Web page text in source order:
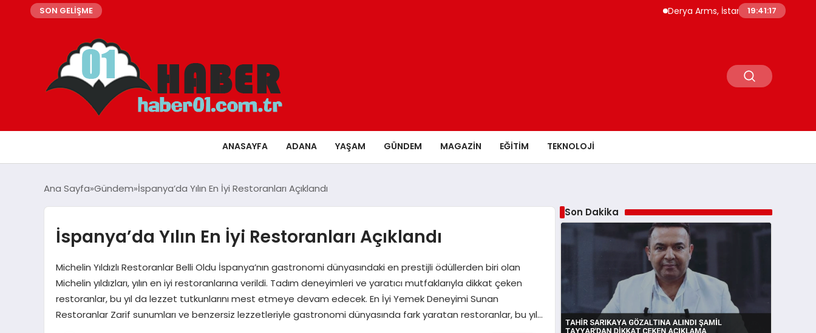
SON GELİŞME Derya Arms, İstanbul Prohunt 2026’da
19:41:18
ANASAYFA ADANA YAŞAM GÜNDEM MAGAZIN EĞITIM TEKNOLOJI
Ana Sayfa Gündem İspanya’da Yılın En İyi Restoranları Açıklandı
İspanya’da Yılın En İyi Restoranları Açıklandı
Michelin Yıldızlı Restoranlar Belli Oldu İspanya’nın gastronomi dünyasındaki en prestijli ödüllerden biri olan
Michelin yıldızları, yılın en iyi restoranlarına verildi. Tadım deneyimleri ve yaratıcı mutfaklarıyla dikkat çeken
restoranlar, bu yıl da lezzet tutkunlarını mest etmeye devam edecek. En İyi Yemek Deneyimi Sunan
Restoranlar Zarif sunumları ve benzersiz lezzetleriyle gastronomi dünyasında fark yaratan restoranlar, bu yıl…
Son Dakika